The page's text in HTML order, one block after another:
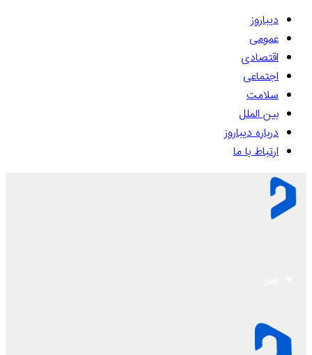
دیباروز
عمومی
اقتصادی
اجتماعی
سلامت
بین الملل
درباره دیباروز
ارتباط با ما